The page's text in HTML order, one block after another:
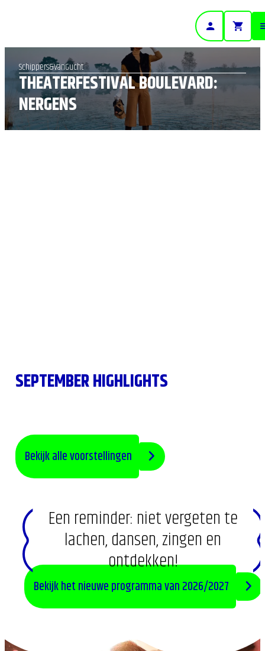
THEATERFESTIVAL BOULEVARD:
NERGENS
Schippers&VanGucht
SEPTEMBER HIGHLIGHTS
Bekijk alle voorstellingen
Een reminder: niet vergeten te
lachen, dansen, zingen en
ontdekken!
Bekijk het nieuwe programma van 2026/2027